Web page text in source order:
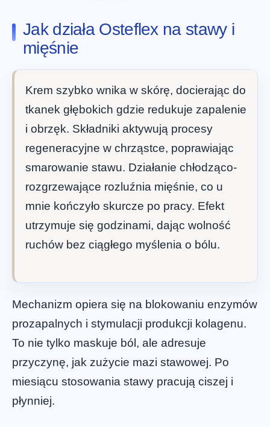
Jak działa Osteflex na stawy i
mięśnie
Krem szybko wnika w skórę, docierając do
tkanek głębokich gdzie redukuje zapalenie
i obrzęk. Składniki aktywują procesy
regeneracyjne w chrząstce, poprawiając
smarowanie stawu. Działanie chłodząco-
rozgrzewające rozluźnia mięśnie, co u
mnie kończyło skurcze po pracy. Efekt
utrzymuje się godzinami, dając wolność
ruchów bez ciągłego myślenia o bólu.
Mechanizm opiera się na blokowaniu enzymów
prozapalnych i stymulacji produkcji kolagenu.
To nie tylko maskuje ból, ale adresuje
przyczynę, jak zużycie mazi stawowej. Po
miesiącu stosowania stawy pracują ciszej i
płynniej.